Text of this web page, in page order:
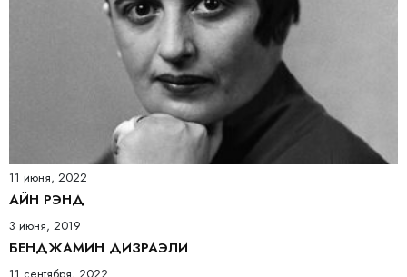
11 июня, 2022
АЙН РЭНД
3 июня, 2019
БЕНДЖАМИН ДИЗРАЭЛИ